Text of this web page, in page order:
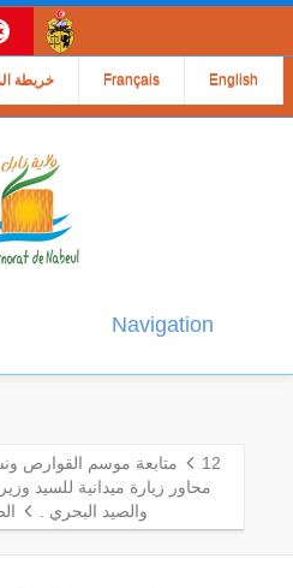
خريطة Français English
Navigation
12
متابعة موسم القوارص
محاور زيارة ميدانية للسيد وزير
والصيد البحري .